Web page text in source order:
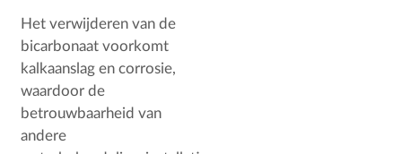
Het verwijderen van de
bicarbonaat voorkomt
kalkaanslag en corrosie,
waardoor de
betrouwbaarheid van
andere